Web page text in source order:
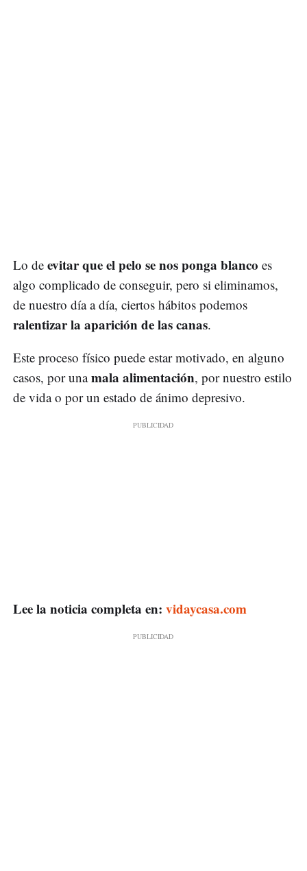
Lo de evitar que el pelo se nos ponga blanco es
algo complicado de conseguir, pero si eliminamos,
de nuestro día a día, ciertos hábitos podemos
ralentizar la aparición de las canas.
Este proceso físico puede estar motivado, en alguno
casos, por unamala alimentación, por nuestro estilo
de vida o por un estado de ánimo depresivo.
Lee la noticia completa en: vidaycasa.com